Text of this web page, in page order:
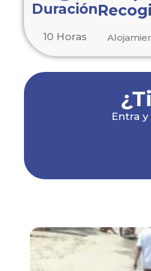
Duración
10 Horas
Entra